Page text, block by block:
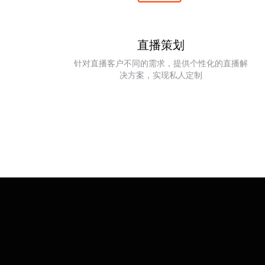
直播策划
针对直播客户不同的需求，提供个性化的直播解
决方案，实现私人定制
摇签到等多
式，体验不